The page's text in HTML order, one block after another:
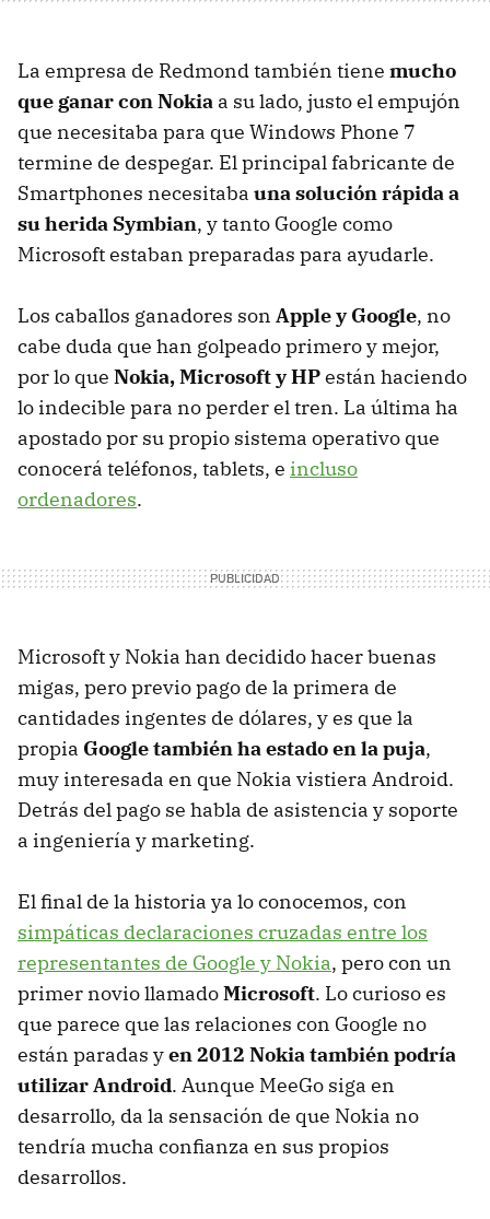
La empresa de Redmond también tiene mucho
que ganar con Nokia a su lado, justo el empujón
que necesitaba para que Windows Phone 7
termine de despegar. El principal fabricante de
Smartphones necesitaba una solución rápida a
su herida Symbian, y tanto Google como
Microsoft estaban preparadas para ayudarle.
Los caballos ganadores son Apple y Google, no
cabe duda que han golpeado primero y mejor,
por lo que Nokia, Microsoft y HPestán haciendo
lo indecible para no perder el tren. La última ha
apostado por su propio sistema operativo que
conocerá teléfonos, tablets, e incluso
ordenadores.
Microsoft y Nokia han decidido hacer buenas
migas, pero previo pago de la primera de
cantidades ingentes de dólares, y es que la
propia Google también ha estado en la puja,
muy interesada en que Nokia vistiera Android.
Detrás del pago se habla de asistencia y soporte
a ingeniería y marketing.
El final de la historia ya lo conocemos, con
simpáticas declaraciones cruzadas entre los
representantes de Google y Nokia, pero con un
primer novio llamadoMicrosoft. Lo curioso es
que parece que las relaciones con Google no
están paradas yen 2012 Nokia también podría
utilizar Android. Aunque MeeGo siga en
desarrollo, da la sensación de que Nokia no
tendría mucha confianza en sus propios
desarrollos.